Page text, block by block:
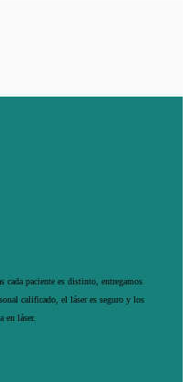
cada paciente es distinto, entregamos
calificado, el láser es seguro y los
en láser.